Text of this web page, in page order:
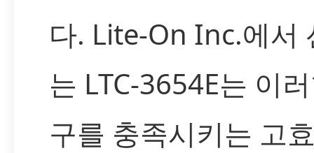
다. Lite-On Inc.에서
는 LTC-3654E는 이
구를 충족시키는 고